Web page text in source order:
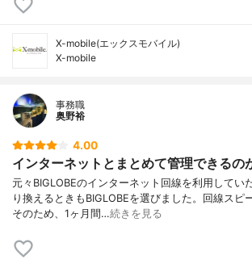
X-mobile(エックスモバイル)
X-mobile
事務職
奥野裕
4.00
インターネットとまとめて管理できるの
元々BIGLOBEのインターネット回線を利用してい
り換えるときもBIGLOBEを選びました。回線スピ
そのため、1ヶ月間…続きを見る